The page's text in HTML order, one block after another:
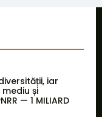
iar
și
— 1 MILIARD